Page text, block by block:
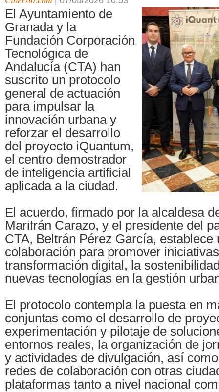
El Ayuntamiento de
Granada y la
Fundación Corporación
Tecnológica de
Andalucía (CTA) han
suscrito un protocolo
general de actuación
para impulsar la
innovación urbana y
reforzar el desarrollo
del proyecto iQuantum,
el centro demostrador
de inteligencia artificial
aplicada a la ciudad.
El acuerdo, firmado por la alcaldesa
Marifrán Carazo, y el presidente del
CTA, Beltrán Pérez García, establece
colaboración para promover
transformación digital, la
nuevas tecnologías en la gestión
El protocolo contempla la puesta en
conjuntas como el desarrollo de
experimentación y pilotaje de
entornos reales, la organización de
y actividades de divulgación, así
redes de colaboración con otras
plataformas tanto a nivel nacional